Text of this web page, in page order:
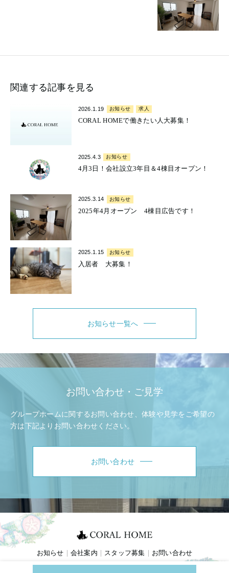
関連する記事を見る
2026.1.19 お知らせ 求人
CORAL HOMEで働きたい人大募集！
2025.4.3 お知らせ
4月3日！会社設立3年目＆4棟目オープン！
2025.3.14 お知らせ
2025年4月オープン 4棟目広告です！
2025.1.15 お知らせ
入居者 大募集！
お知らせ一覧へ
お問い合わせ・ご見学
グループホームに関するお問い合わせ、体験や見学をご希望の
方は下記よりお問い合わせください。
お問い合わせ
お知らせ 会社案内 スタッフ募集 お問い合わせ